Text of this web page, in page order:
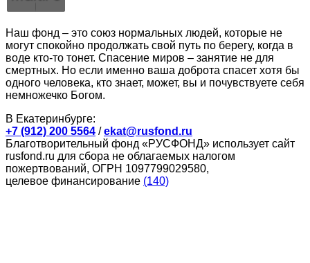
Наш фонд – это союз нормальных людей, которые не
могут спокойно продолжать свой путь по берегу, когда в
воде кто-то тонет. Спасение миров – занятие не для
смертных. Но если именно ваша доброта спасет хотя бы
одного человека, кто знает, может, вы и почувствуете себя
немножечко Богом.
В Екатеринбурге:
+7 (912) 200 5564 /ekat@rusfond.ru
Благотворительный фонд «РУСФОНД» использует сайт
rusfond.ru для сбора не облагаемых налогом
пожертвований, ОГРН 1097799029580,
целевое финансирование (140)